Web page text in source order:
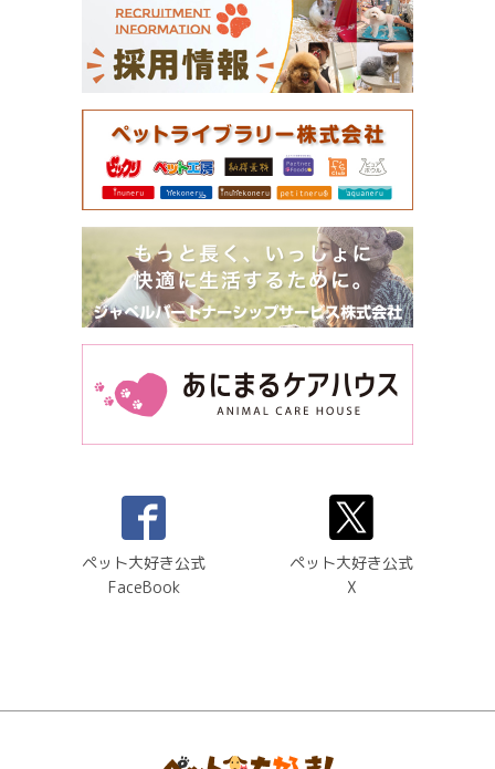
ペット大好き公式
FaceBook
ペット大好き公式
X